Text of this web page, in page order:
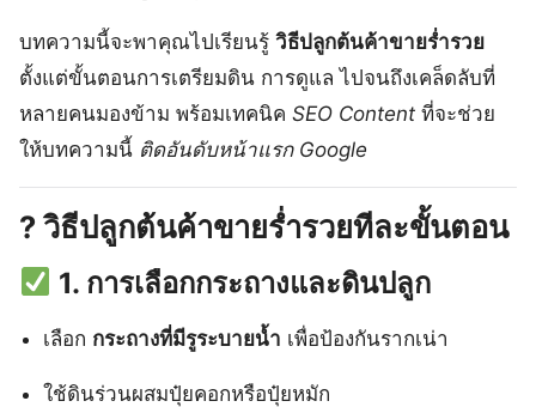
บทความนี้จะพาคุณไปเรียนรู้ วิธีปลูกต้นค้าขายร่ำรวย
ตั้งแต่ขั้นตอนการเตรียมดิน การดูแล ไปจนถึงเคล็ดลับที่
หลายคนมองข้าม พร้อมเทคนิค SEO Content ที่จะช่วย
ให้บทความนี้ ติดอันดับหน้าแรก Google
?วิธีปลูกต้นค้าขายร่ำรวยทีละขั้นตอน
1. การเลือกกระถางและดินปลูก
เลือก กระถางที่มีรูระบายน้ำ เพื่อป้องกันรากเน่า
ใช้ดินร่วนผสมปุ๋ยคอกหรือปุ๋ยหมัก